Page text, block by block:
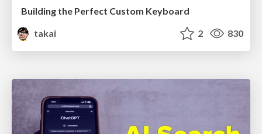
Building the Perfect Custom Keyboard
takai
2 830